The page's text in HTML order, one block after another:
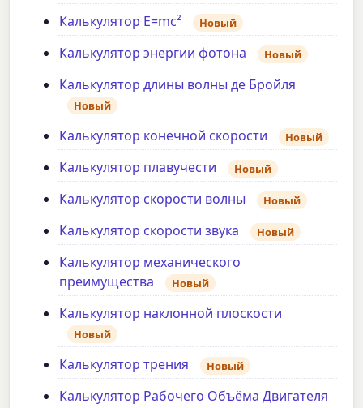
Калькулятор E=mc² Новый
Калькулятор энергии фотона Новый
Калькулятор длины волны де Бройля
Новый
Калькулятор конечной скорости Новый
Калькулятор плавучести Новый
Калькулятор скорости волны Новый
Калькулятор скорости звука Новый
Калькулятор механического
преимущества
Новый
Калькулятор наклонной плоскости
Новый
Калькулятор трения Новый
Калькулятор Рабочего Объёма Двигателя